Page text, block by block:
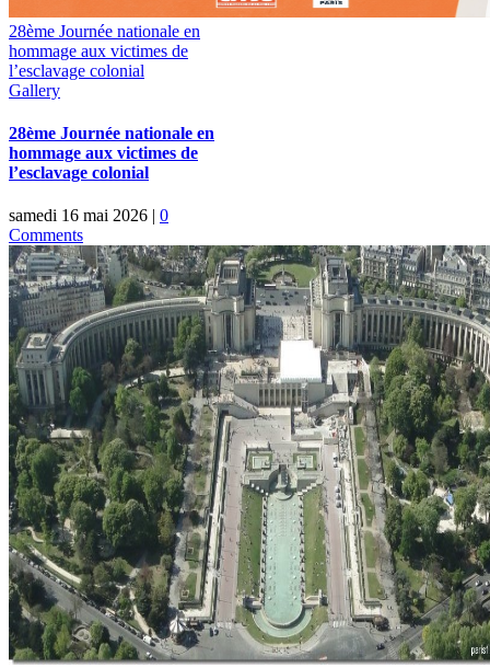
28ème Journée nationale en
hommage aux victimes de
l’esclavage colonial
Gallery
28ème Journée nationale en
hommage aux victimes de
l’esclavage colonial
samedi 16 mai 2026 | 0
Comments